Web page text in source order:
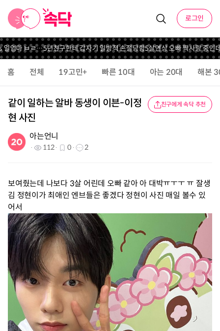
로그인
친구한테 갑자기 일방적 손절당함5살연상 오빠 짝사랑 중인데..나 29살인데
홈 전체 19고민+ 빠른 10대 아는 20대 해본
같이 일하는 알바 동생이 이븐-이정
현 사진
친구에게 속닥 추천
아는언니
112 0 2
보여줬는데 나보다 3살 어린데 오빠 같아 아 대박ㅠㅜㅜ ㅠ 잘생
김 정현이가 최애인 엔브들은 좋겠다 정현이 사진 매일 볼수 있
어서